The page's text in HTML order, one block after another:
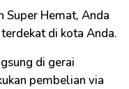
Super Hemat, Anda
di kota Anda.
di gerai
pembelian via